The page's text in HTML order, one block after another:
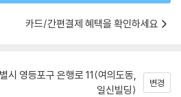
카드/간편결제 혜택을 확인하세요
시 영등포구 은행로 11(여의도동,
일신빌딩)
변경